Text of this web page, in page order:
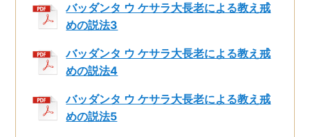
バッダンタ ウ ケサラ大長老による教え戒
めの説法3
バッダンタ ウ ケサラ大長老による教え戒
めの説法4
バッダンタ ウ ケサラ大長老による教え戒
めの説法5